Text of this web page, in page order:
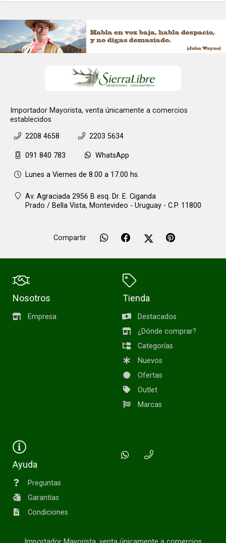
Importador Mayorista, venta únicamente a comercios
establecidos
2208 4658
2203 5634
091 840 783 WhatsApp
Lunes a Viernes de 8.00 a 17.00 hs.
Av. Agraciada 2956 B esq. Dr. E. Ciganda
Prado / Bella Vista, Montevideo - Uruguay - C.P. 11800
Compartir
Nosotros
Empresa
Tienda
Destacados
¿Dónde comprar?
Categorías
Nuevos
Ofertas
Outlet
Marcas
Ayuda
Preguntas
Garantías
Condiciones